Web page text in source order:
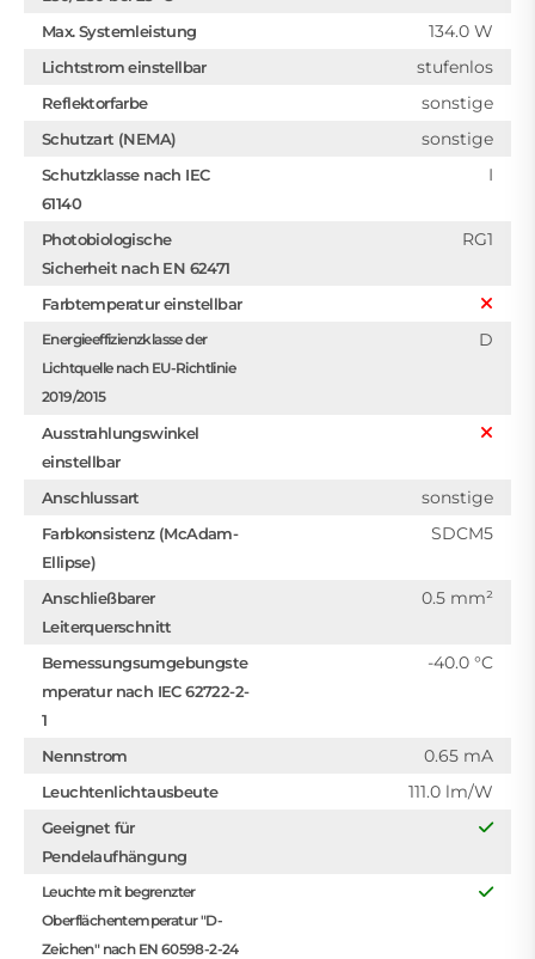
Max. Systemleistung 134.0 W
Lichtstrom einstellbar stufenlos
Reflektorfarbe sonstige
Schutzart (NEMA) sonstige
Schutzklasse nach IEC
61140
I
Photobiologische
Sicherheit nach EN 62471
RG1
Farbtemperatur einstellbar
Energieeffizienzklasse der
Lichtquelle nach EU-Richtlinie
2019/2015
D
Ausstrahlungswinkel
einstellbar
Anschlussart
sonstige
Farbkonsistenz (McAdam-
Ellipse)
SDCM5
Anschließbarer
Leiterquerschnitt
0.5 mm²
Bemessungsumgebungste
mperatur nach IEC 62722-2-
1
-40.0 °C
Nennstrom 0.65 mA
Leuchtenlichtausbeute 111.0 lm/W
Geeignet für
Pendelaufhängung
Leuchte mit begrenzter
Oberflächentemperatur "D-
Zeichen" nach EN 60598-2-24